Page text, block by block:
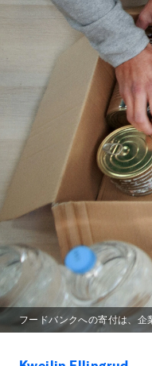
フードバンクへの寄付は、企